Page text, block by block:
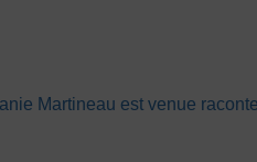
Martineau est venue